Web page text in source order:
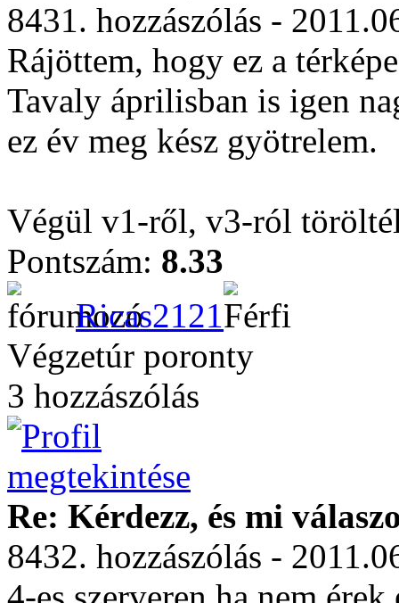
8431. hozzászólás -
Rájöttem, hogy ez a
Tavaly áprilisban is igen
ez év meg kész gyötrelem.
Végül v1-ről, v3-ról
Pontszám: 8.33
Ricas2121
Végzetúr poronty
3 hozzászólás
Re: Kérdezz, és mi
8432. hozzászólás -